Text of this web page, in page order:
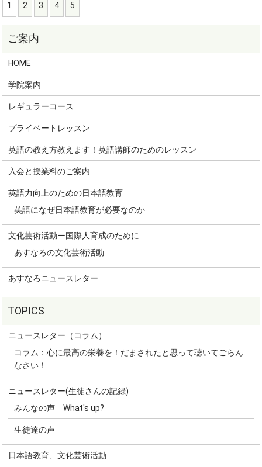
1 2 3 4 5
HOME
学院案内
レギュラーコース
プライベートレッスン
英語の教え方教えます！英語講師のためのレッスン
入会と授業料のご案内
英語力向上のための日本語教育
英語になぜ日本語教育が必要なのか
文化芸術活動ー国際人育成のために
あすなろの文化芸術活動
あすなろニュースレター
ニュースレター（コラム）
コラム：心に最高の栄養を！だまされたと思って聴いてごらん
なさい！
ニュースレター(生徒さんの記録)
みんなの声 What's up?
生徒達の声
日本語教育、文化芸術活動